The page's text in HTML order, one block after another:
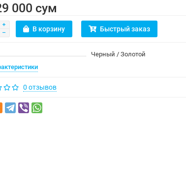
000 сум
В корзину Быстрый заказ
Черный / Золотой
0 отзывов